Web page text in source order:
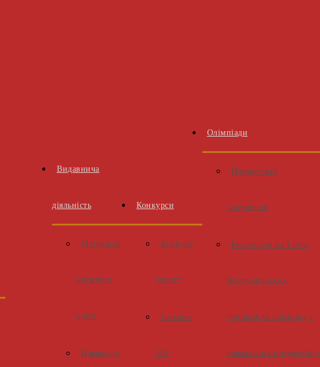
Видавнича
діяльність
Матеріали
наукових
робіт
Навчальні
Конкурси
Конкурс-
захист
Inventor
UA
Олімпіади
Нормативні
документи
Реєстрація на І етап
Всеукраїнських
учнівських олімпіад з
навчальних предметів у